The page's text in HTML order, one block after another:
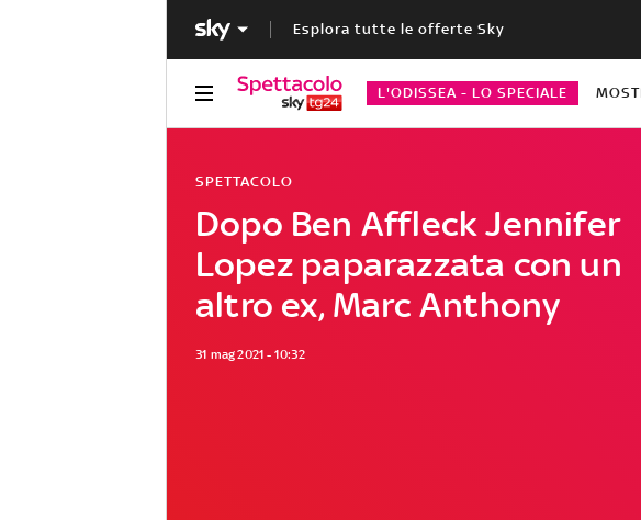
Esplora tutte le offerte Sky
L'ODISSEA - LO SPECIALE
Dopo Ben Affleck Jennifer
Lopez paparazzata con un
altro ex, Marc Anthony
SPETTACOLO
31 mag 2021 - 10:32